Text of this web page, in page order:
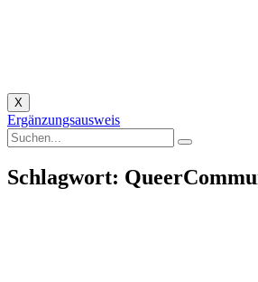
X
Ergänzungsausweis
Schlagwort: